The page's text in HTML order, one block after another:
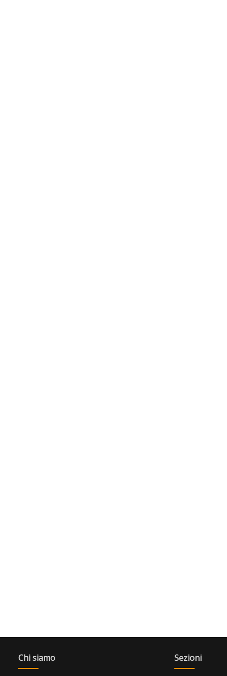
Chi siamo Sezioni